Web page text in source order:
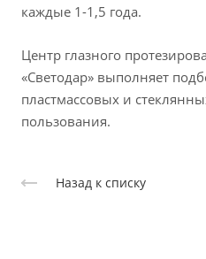
каждые 1-1,5 года.
Центр глазного
«Светодар» выполняет
пластмассовых и
пользования.
Назад к списку